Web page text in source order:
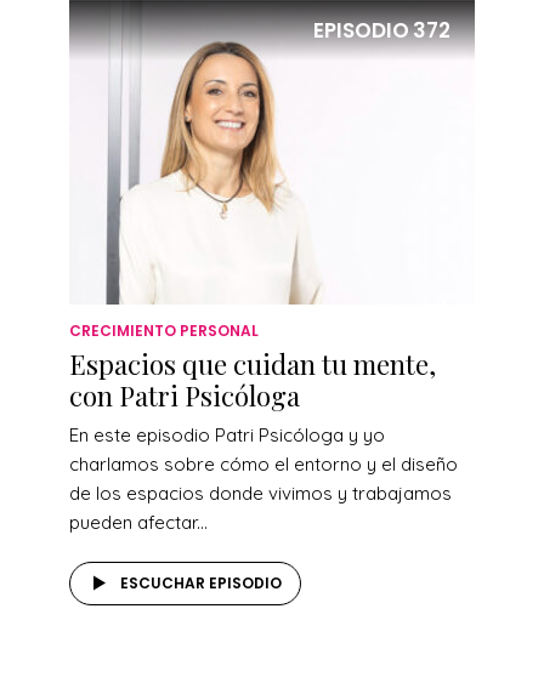
EPISODIO372
CRECIMIENTO PERSONAL
Espacios que cuidan tu mente,
con Patri Psicóloga
En este episodio Patri Psicóloga y yo
charlamos sobre cómo el entorno y el diseño
de los espacios donde vivimos y trabajamos
pueden afectar...
ESCUCHAR EPISODIO